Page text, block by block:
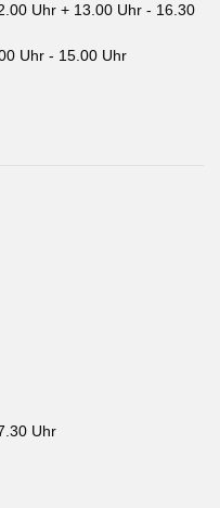
Uhr + 13.00 Uhr - 16.30
Uhr - 15.00 Uhr
Uhr